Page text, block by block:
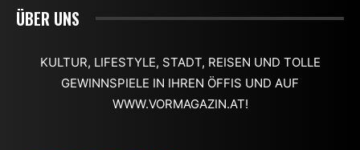
ÜBER UNS
KULTUR, LIFESTYLE, STADT, REISEN UND TOLLE
GEWINNSPIELE IN IHREN ÖFFIS UND AUF
WWW.VORMAGAZIN.AT!